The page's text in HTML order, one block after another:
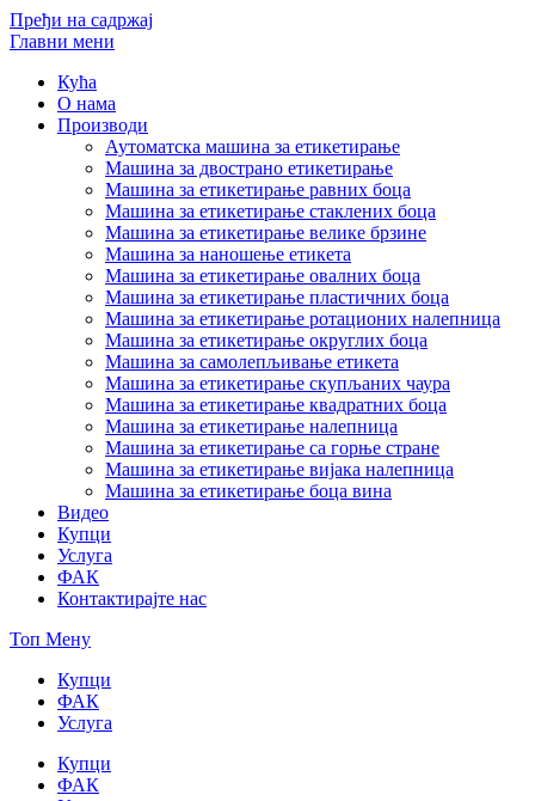
Пређи на садржај
Главни мени
Кућа
О нама
Производи
Аутоматска машина за етикетирање
Машина за двострано етикетирање
Машина за етикетирање равних боца
Машина за етикетирање стаклених боца
Машина за етикетирање велике брзине
Машина за наношење етикета
Машина за етикетирање овалних боца
Машина за етикетирање пластичних боца
Машина за етикетирање ротационих налепница
Машина за етикетирање округлих боца
Машина за самолепљивање етикета
Машина за етикетирање скупљаних чаура
Машина за етикетирање квадратних боца
Машина за етикетирање налепница
Машина за етикетирање са горње стране
Машина за етикетирање вијака налепница
Машина за етикетирање боца вина
Видео
Купци
Услуга
ФАК
Контактирајте нас
Топ Мену
Купци
ФАК
Услуга
Купци
ФАК